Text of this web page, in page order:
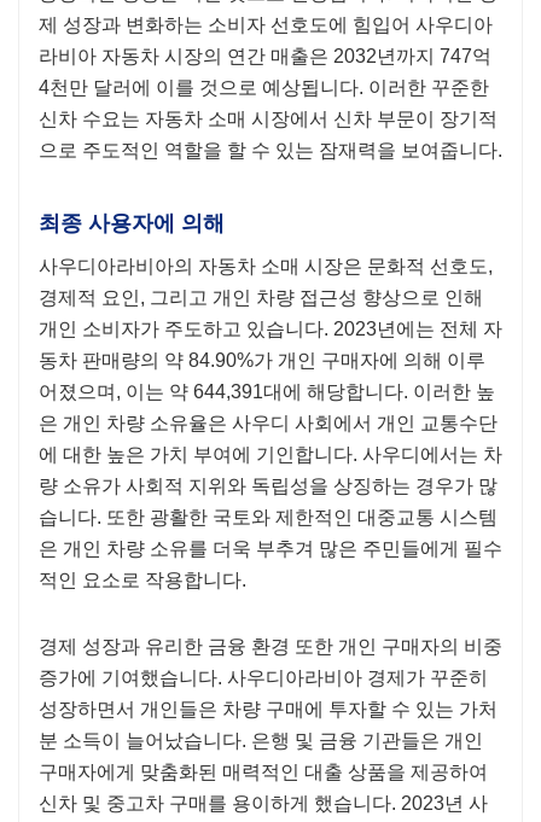
제 성장과 변화하는 소비자 선호도에 힘입어 사우디아
라비아 자동차 시장의 연간 매출은 2032년까지 747억
4천만 달러에 이를 것으로 예상됩니다. 이러한 꾸준한
신차 수요는 자동차 소매 시장에서 신차 부문이 장기적
으로 주도적인 역할을 할 수 있는 잠재력을 보여줍니다.
최종 사용자에 의해
사우디아라비아의 자동차 소매 시장은 문화적 선호도,
경제적 요인, 그리고 개인 차량 접근성 향상으로 인해
개인 소비자가 주도하고 있습니다. 2023년에는 전체 자
동차 판매량의 약 84.90%가 개인 구매자에 의해 이루
어졌으며, 이는 약 644,391대에 해당합니다. 이러한 높
은 개인 차량 소유율은 사우디 사회에서 개인 교통수단
에 대한 높은 가치 부여에 기인합니다. 사우디에서는 차
량 소유가 사회적 지위와 독립성을 상징하는 경우가 많
습니다. 또한 광활한 국토와 제한적인 대중교통 시스템
은 개인 차량 소유를 더욱 부추겨 많은 주민들에게 필수
적인 요소로 작용합니다.
경제 성장과 유리한 금융 환경 또한 개인 구매자의 비중
증가에 기여했습니다. 사우디아라비아 경제가 꾸준히
성장하면서 개인들은 차량 구매에 투자할 수 있는 가처
분 소득이 늘어났습니다. 은행 및 금융 기관들은 개인
구매자에게 맞춤화된 매력적인 대출 상품을 제공하여
신차 및 중고차 구매를 용이하게 했습니다. 2023년 사